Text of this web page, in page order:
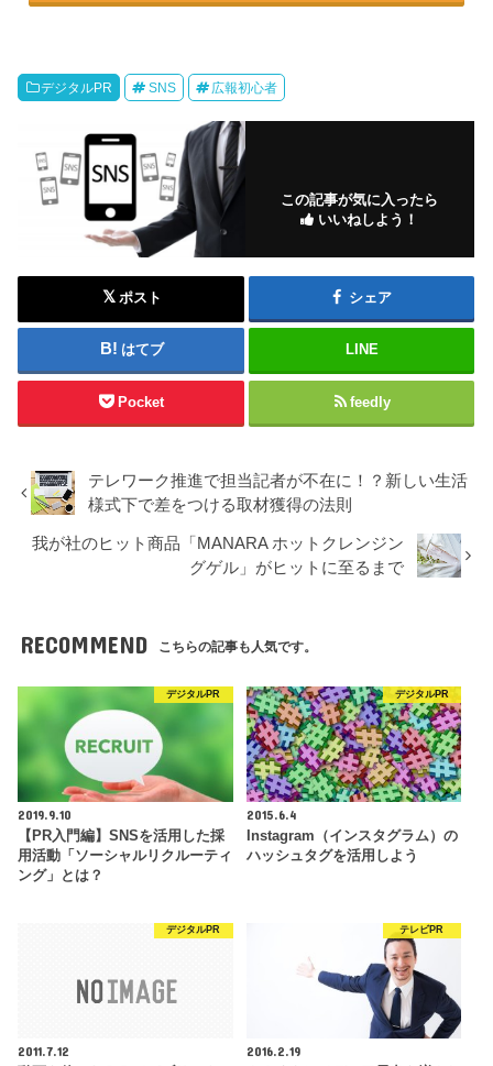
デジタルPR SNS 広報初心者
この記事が気に入ったら
いいねしよう！
ポスト シェア
はてブ LINE
Pocket feedly
テレワーク推進で担当記者が不在に！？新しい生活
様式下で差をつける取材獲得の法則
我が社のヒット商品「MANARA ホットクレンジン
グゲル」がヒットに至るまで
RECOMMEND こちらの記事も人気です。
デジタルPR
2019.9.10
【PR入門編】SNSを活用した採
用活動「ソーシャルリクルーティ
ング」とは？
デジタルPR
2015.6.4
Instagram（インスタグラム）の
ハッシュタグを活用しよう
デジタルPR
2011.7.12
テレビPR
2016.2.19